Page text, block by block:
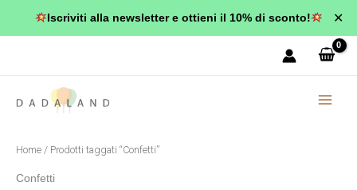
Iscriviti alla newsletter e ottieni il 10% di sconto! ✕
Home / Prodotti taggati “Confetti”
Confetti
Popolarità